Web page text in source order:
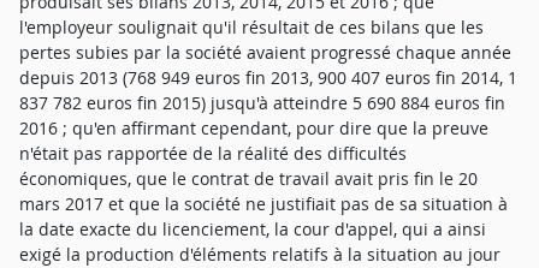
l'employeur soulignait qu'il résultait de ces bilans que les
pertes subies par la société avaient progressé chaque année
depuis 2013 (768 949 euros fin 2013, 900 407 euros fin 2014, 1
837 782 euros fin 2015) jusqu'à atteindre 5 690 884 euros fin
2016 ; qu'en affirmant cependant, pour dire que la preuve
n'était pas rapportée de la réalité des difficultés
économiques, que le contrat de travail avait pris fin le 20
mars 2017 et que la société ne justifiait pas de sa situation à
la date exacte du licenciement, la cour d'appel, qui a ainsi
exigé la production d'éléments relatifs à la situation au jour